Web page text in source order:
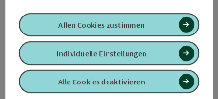
Barrierefreiheit
Kontakt
Zustimmungserklärung
Alle Cookies deaktivieren
Individuelle Einstellungen
Allen Cookies zustimmen